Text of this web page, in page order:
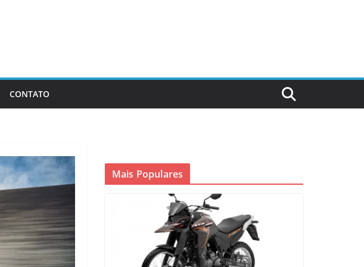
CONTATO
Mais Populares